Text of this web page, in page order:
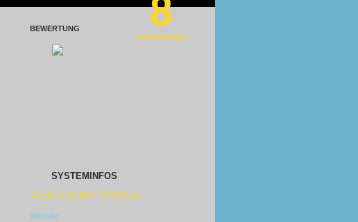
BEWERTUNG 8
KOMFORTABEL
SYSTEMINFOS
GESELLSCHAFTSSPIELE
Website